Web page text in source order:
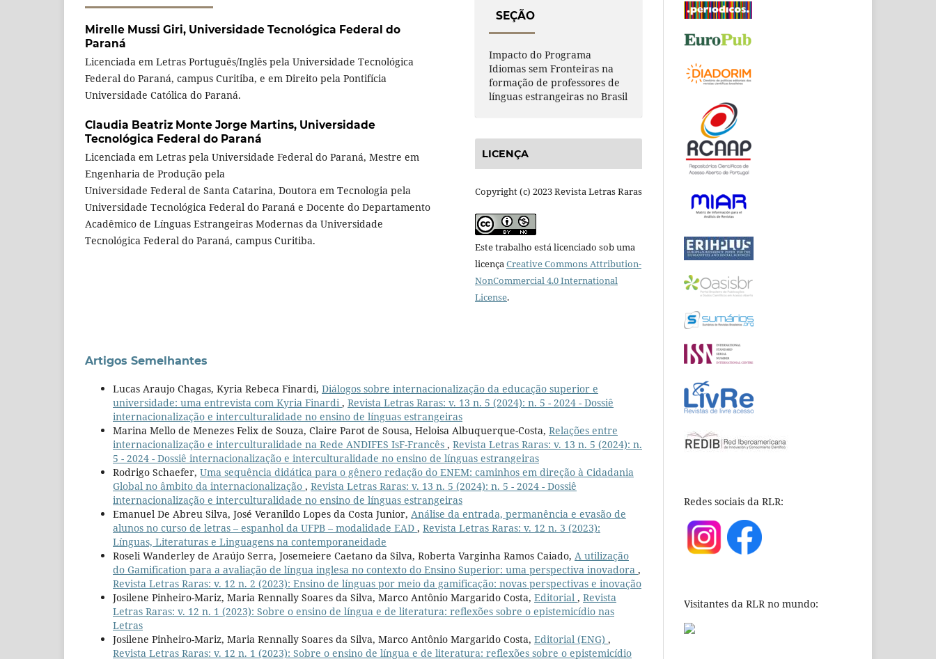
Mirelle Mussi Giri, Universidade Tecnológica Federal do
Paraná
Licenciada em Letras Português/Inglês pela Universidade Tecnológica
Federal do Paraná, campus Curitiba, e em Direito pela Pontifícia
Universidade Católica do Paraná.
Claudia Beatriz Monte Jorge Martins, Universidade
Tecnológica Federal do Paraná
Licenciada em Letras pela Universidade Federal do Paraná, Mestre em
Engenharia de Produção pela
Universidade Federal de Santa Catarina, Doutora em Tecnologia pela
Universidade Tecnológica Federal do Paraná e Docente do Departamento
Acadêmico de Línguas Estrangeiras Modernas da Universidade
Tecnológica Federal do Paraná, campus Curitiba.
SEÇÃO
Impacto do Programa
Idiomas sem Fronteiras na
formação de professores de
línguas estrangeiras no Brasil
LICENÇA
Copyright (c) 2023 Revista Letras Raras
Este trabalho está licenciado sob uma
licençaCreative Commons Attribution-
NonCommercial 4.0 International
License.
Artigos Semelhantes
Lucas Araujo Chagas, Kyria Rebeca Finardi, Diálogos sobre internacionalização da educação superior e
universidade: uma entrevista com Kyria Finardi, Revista Letras Raras: v. 13 n. 5 (2024): n. 5 - 2024 - Dossiê
internacionalização e interculturalidade no ensino de línguas estrangeiras
Marina Mello de Menezes Felix de Souza, Claire Parot de Sousa, Heloisa Albuquerque-Costa, Relações entre
internacionalização e interculturalidade na Rede ANDIFES IsF-Francês , Revista Letras Raras: v. 13 n. 5 (2024): n.
5 - 2024 - Dossiê internacionalização e interculturalidade no ensino de línguas estrangeiras
Rodrigo Schaefer, Uma sequência didática para o gênero redação do ENEM: caminhos em direção à Cidadania
Global no âmbito da internacionalização , Revista Letras Raras: v. 13 n. 5 (2024): n. 5 - 2024 - Dossiê
internacionalização e interculturalidade no ensino de línguas estrangeiras
Emanuel De Abreu Silva, José Veranildo Lopes da Costa Junior, Análise da entrada, permanência e evasão de
alunos no curso de letras – espanhol da UFPB – modalidade EAD , Revista Letras Raras: v. 12 n. 3 (2023):
Línguas, Literaturas e Linguagens na contemporaneidade
Roseli Wanderley de Araújo Serra, Josemeiere Caetano da Silva, Roberta Varginha Ramos Caiado, A utilização
do Gamification para a avaliação de língua inglesa no contexto do Ensino Superior: uma perspectiva inovadora ,
Revista Letras Raras: v. 12 n. 2 (2023): Ensino de línguas por meio da gamificação: novas perspectivas e inovação
Josilene Pinheiro-Mariz, Maria Rennally Soares da Silva, Marco Antônio Margarido Costa, Editorial , Revista
Letras Raras: v. 12 n. 1 (2023): Sobre o ensino de língua e de literatura: reflexões sobre o epistemicídio nas
Letras
Josilene Pinheiro-Mariz, Maria Rennally Soares da Silva, Marco Antônio Margarido Costa, Editorial (ENG) ,
Revista Letras Raras: v. 12 n. 1 (2023): Sobre o ensino de língua e de literatura: reflexões sobre o epistemicídio
Redes sociais da RLR:
Visitantes da RLR no mundo: